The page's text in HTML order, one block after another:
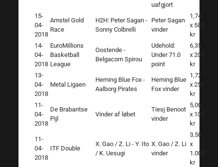
uafgjort
15-
04-
2018
Amstel Gold
Race
H2H: Peter Sagan -
Sonny Colbrelli
Peter Sagan
vinder
1,74
x 580
kr
14-
04-
2018
EuroMillions
Basketball
League
Oostende -
Belgacom Spirou
Udehold:
Under 71.0
point
6,35
x 200
kr
13-
04-
2018
Metal Ligaen
Herning Blue Fox -
Aalborg Pirates
Herning Blue
Fox vinder
1,72
x 250
kr
11-
04-
2018
De Brabantse
Pijl
Vinder af løbet
Tiesj Benoot
vinder
5,00
x 100
kr
11-
04-
2018
ITF Double
X. Gao / Z. Li - Y. Ito
/ K. Uesugi
X. Gao / Z. Li
vinder
3,50
x
1.000
kr